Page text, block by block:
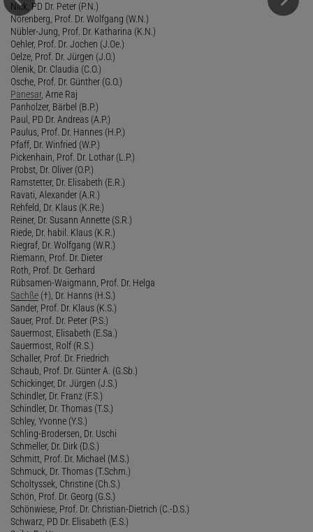
Nick, PD Dr. Peter (P.N.)
Nörenberg, Prof. Dr. Wolfgang (W.N.)
Nübler-Jung, Prof. Dr. Katharina (K.N.)
Oehler, Prof. Dr. Jochen (J.Oe.)
Oelze, Prof. Dr. Jürgen (J.O.)
Olenik, Dr. Claudia (C.O.)
Osche, Prof. Dr. Günther (G.O.)
Panesar, Arne Raj
Panholzer, Bärbel (B.P.)
Paul, PD Dr. Andreas (A.P.)
Paulus, Prof. Dr. Hannes (H.P.)
Pfaff, Dr. Winfried (W.P.)
Pickenhain, Prof. Dr. Lothar (L.P.)
Probst, Dr. Oliver (O.P.)
Ramstetter, Dr. Elisabeth (E.R.)
Ravati, Alexander (A.R.)
Rehfeld, Dr. Klaus (K.Re.)
Reiner, Dr. Susann Annette (S.R.)
Riede, Dr. habil. Klaus (K.R.)
Riegraf, Dr. Wolfgang (W.R.)
Riemann, Prof. Dr. Dieter
Roth, Prof. Dr. Gerhard
Rübsamen-Waigmann, Prof. Dr. Helga
Sachße (†), Dr. Hanns (H.S.)
Sander, Prof. Dr. Klaus (K.S.)
Sauer, Prof. Dr. Peter (P.S.)
Sauermost, Elisabeth (E.Sa.)
Sauermost, Rolf (R.S.)
Schaller, Prof. Dr. Friedrich
Schaub, Prof. Dr. Günter A. (G.Sb.)
Schickinger, Dr. Jürgen (J.S.)
Schindler, Dr. Franz (F.S.)
Schindler, Dr. Thomas (T.S.)
Schley, Yvonne (Y.S.)
Schling-Brodersen, Dr. Uschi
Schmeller, Dr. Dirk (D.S.)
Schmitt, Prof. Dr. Michael (M.S.)
Schmuck, Dr. Thomas (T.Schm.)
Scholtyssek, Christine (Ch.S.)
Schön, Prof. Dr. Georg (G.S.)
Schönwiese, Prof. Dr. Christian-Dietrich (C.-D.S.)
Schwarz, PD Dr. Elisabeth (E.S.)